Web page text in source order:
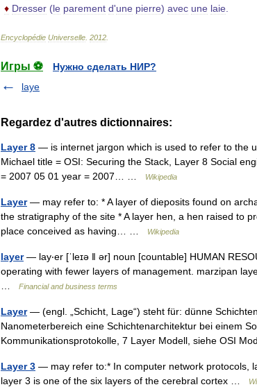
♦ Dresser (le parement d'une pierre) avec une laie
Encyclopédie Universelle 2012
Игры ⚽
Нужно сделать НИР?
laye
Regardez d'autres dictionnaires:
Layer 8 — is internet jargon which is used to refer to the
Michael title = OSI: Securing the Stack, Layer 8 Social
= 2007 05 01 year = 2007… …
Wikipedia
Layer— may refer to: * A layer of dieposits found on
the stratigraphy of the site * A layer hen, a hen raised to
place conceived as having… …
Wikipedia
layer— lay‧er [ˈleɪə ǁ ər] noun [countable] HUMAN
operating with fewer layers of management. marzipan
Financial and business terms
Layer— (engl. „Schicht, Lage“) steht für: dünne
Nanometerbereich eine Schichtenarchitektur bei einem
Kommunikationsprotokolle, 7 Layer Modell, siehe OSI
Layer 3 — may refer to:* In computer network protocols,
layer 3 is one of the six layers of the cerebral cortex …